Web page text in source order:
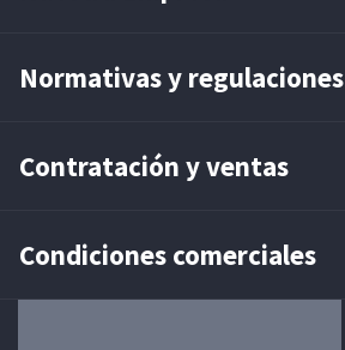
Normativas y regulaciones
Contratación y ventas
Condiciones comerciales